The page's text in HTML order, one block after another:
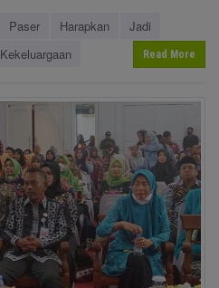
Paser Harapkan
Jadi
Kekeluargaan Read More